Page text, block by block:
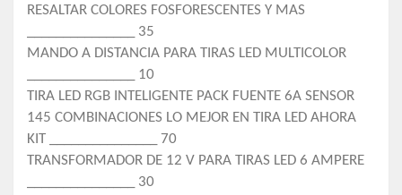
RESALTAR COLORES FOSFORESCENTES Y MAS
_______________ 35
MANDO A DISTANCIA PARA TIRAS LED MULTICOLOR
_______________ 10
TIRA LED RGB INTELIGENTE PACK FUENTE 6A SENSOR
145 COMBINACIONES LO MEJOR EN TIRA LED AHORA
KIT _______________ 70
TRANSFORMADOR DE 12 V PARA TIRAS LED 6 AMPERE
_______________ 30